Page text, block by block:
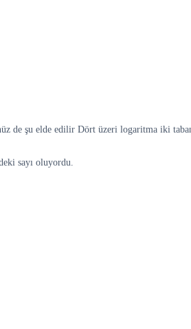
de şu elde edilir Dört üzeri logaritma iki
sayı oluyordu.